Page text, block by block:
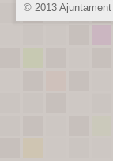
© 2013